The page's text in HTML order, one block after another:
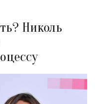
Николь